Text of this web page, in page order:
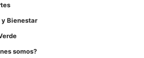
y Bienestar
somos?